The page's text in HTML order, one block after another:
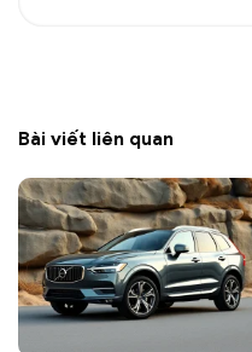
Bài viết liên quan